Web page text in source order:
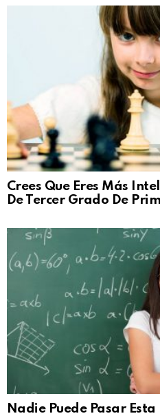
Crees Que Eres Más
De Tercer Grado De
Nadie Puede Pasar